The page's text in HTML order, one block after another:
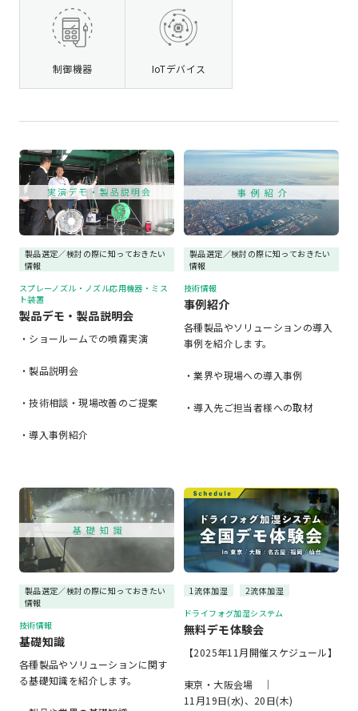
制御機器 IoTデバイス
製品選定／検討の際に知っておきたい
情報
スプレーノズル・ノズル応用機器・ミス
ト装置
製品デモ・製品説明会
・ショールームでの噴霧実演
・製品説明会
・技術相談・現場改善のご提案
・導入事例紹介
製品選定／検討の際に知っておきたい
情報
技術情報
事例紹介
各種製品やソリューションの導入
事例を紹介します。
・業界や現場への導入事例
・導入先ご担当者様への取材
製品選定／検討の際に知っておきたい
情報
技術情報
基礎知識
各種製品やソリューションに関す
る基礎知識を紹介します。
1流体加湿
2流体加湿
ドライフォグ加湿システム
無料デモ体験会
【2025年11月開催スケジュール】
東京・大阪会場 ｜
11月19日(水)、20日(木)